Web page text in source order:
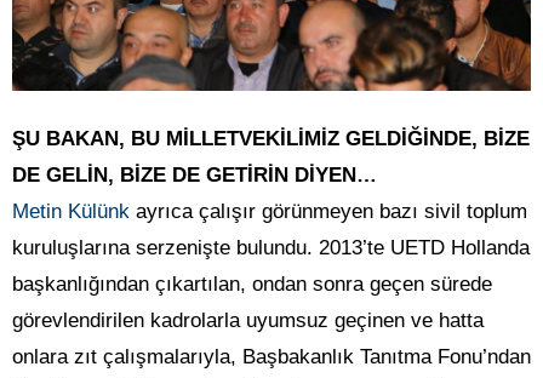
ŞU BAKAN, BU MİLLETVEKİLİMİZ GELDİĞİNDE, BİZE
DE GELİN, BİZE DE GETİRİN DİYEN…
Metin Külünk ayrıca çalışır görünmeyen bazı sivil toplum
kuruluşlarına serzenişte bulundu. 2013’te UETD Hollanda
başkanlığından çıkartılan, ondan sonra geçen sürede
görevlendirilen kadrolarla uyumsuz geçinen ve hatta
onlara zıt çalışmalarıyla, Başbakanlık Tanıtma Fonu’ndan